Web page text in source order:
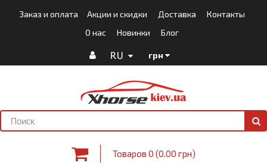
Заказ и оплата Акции и скидки Доставка
Контакты
О нас
Новинки Блог
RU грн
Товаров 0 (0.00 грн)